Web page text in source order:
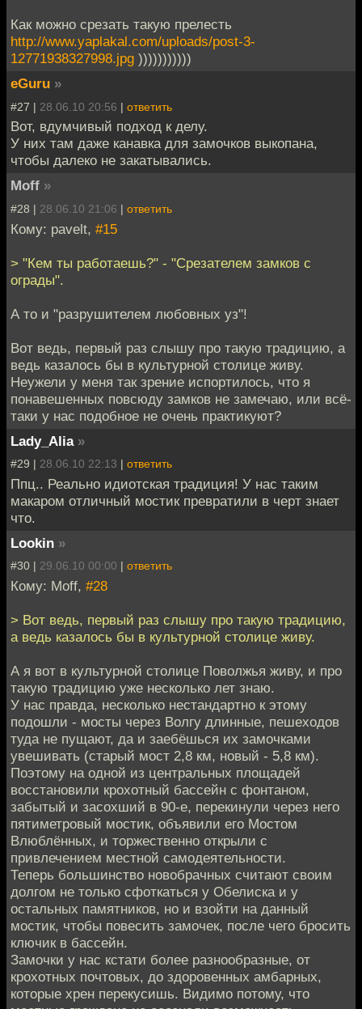
Как можно срезать такую прелесть
http://www.yaplakal.com/uploads/post-3-
12771938327998.jpg )))))))))))
eGuru »
#27 | 28.06.10 20:56 | ответить
Вот, вдумчивый подход к делу.
У них там даже канавка для замочков выкопана,
чтобы далеко не закатывались.
Moff »
#28 | 28.06.10 21:06 | ответить
Кому: pavelt, #15
> "Кем ты работаешь?" - "Срезателем замков с
ограды".
А то и "разрушителем любовных уз"!
Вот ведь, первый раз слышу про такую традицию, а
ведь казалось бы в культурной столице живу.
Неужели у меня так зрение испортилось, что я
понавешенных повсюду замков не замечаю, или всё-
таки у нас подобное не очень практикуют?
Lady_Alia »
#29 | 28.06.10 22:13 | ответить
Ппц.. Реально идиотская традиция! У нас таким
макаром отличный мостик превратили в черт знает
что.
Lookin »
#30 | 29.06.10 00:00 | ответить
Кому: Moff, #28
> Вот ведь, первый раз слышу про такую традицию,
а ведь казалось бы в культурной столице живу.
А я вот в культурной столице Поволжья живу, и про
такую традицию уже несколько лет знаю.
У нас правда, несколько нестандартно к этому
подошли - мосты через Волгу длинные, пешеходов
туда не пущают, да и заебёшься их замочками
увешивать (старый мост 2,8 км, новый - 5,8 км).
Поэтому на одной из центральных площадей
восстановили крохотный бассейн с фонтаном,
забытый и засохший в 90-е, перекинули через него
пятиметровый мостик, объявили его Мостом
Влюблённых, и торжественно открыли с
привлечением местной самодеятельности.
Теперь большинство новобрачных считают своим
долгом не только сфоткаться у Обелиска и у
остальных памятников, но и взойти на данный
мостик, чтобы повесить замочек, после чего бросить
ключик в бассейн.
Замочки у нас кстати более разнообразные, от
крохотных почтовых, до здоровенных амбарных,
которые хрен перекусишь. Видимо потому, что